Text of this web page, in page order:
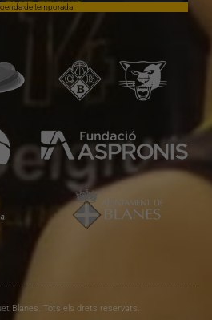
de temporada
Blanes. Tots els drets reservats.